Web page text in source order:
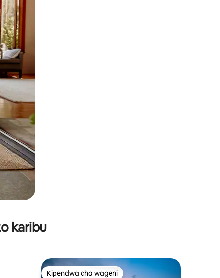
kidole kwenye ishara.
karibu
Kipendwa cha wageni